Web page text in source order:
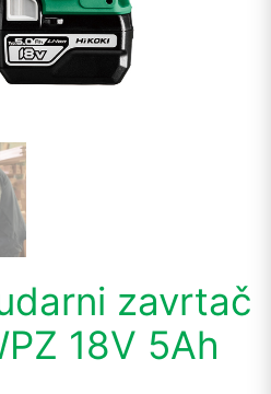
zavrtač
18V 5Ah